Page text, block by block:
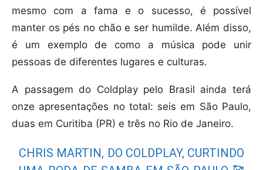
mesmo com a fama e o sucesso, é possível
manter os pés no chão e ser humilde. Além disso,
é um exemplo de como a música pode unir
pessoas de diferentes lugares e culturas.
A passagem do Coldplay pelo Brasil ainda terá
onze apresentações no total: seis em São Paulo,
duas em Curitiba (PR) e três no Rio de Janeiro.
CHRIS MARTIN, DO COLDPLAY, CURTINDO